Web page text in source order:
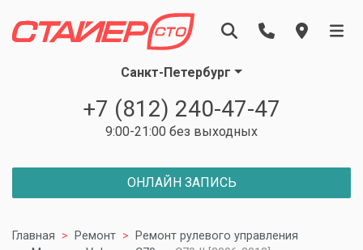
Санкт-Петербург
+7 (812) 240-47-47
9:00-21:00 без выходных
ОНЛАЙН ЗАПИСЬ
Главная Ремонт
Ремонт рулевого управления